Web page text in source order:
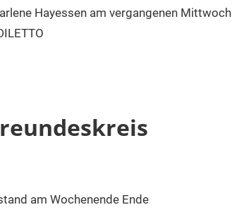
Hayessen am vergangenen Mittwoch
am Wochenende Ende